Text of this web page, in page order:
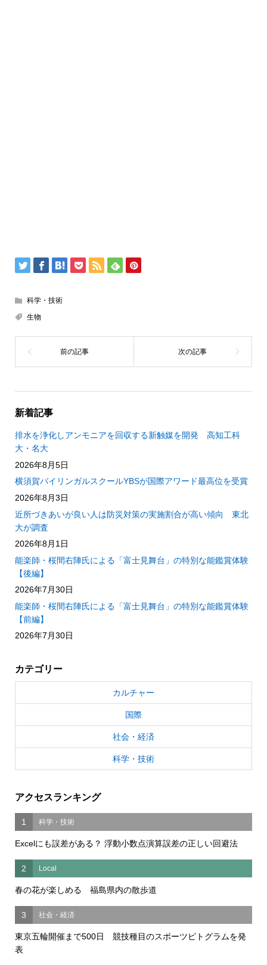
科学・技術
生物
新着記事
排水を浄化しアンモニアを回収する新触媒を開発 高知工科
大・名大
2026年8月5日
横須賀バイリンガルスクールYBSが国際アワード最高位を受賞
2026年8月3日
近所づきあいが良い人は防災対策の実施割合が高い傾向 東北
大が調査
2026年8月1日
能楽師・桜間右陣氏による「富士見舞台」の特別な能鑑賞体験
【後編】
2026年7月30日
能楽師・桜間右陣氏による「富士見舞台」の特別な能鑑賞体験
【前編】
2026年7月30日
カテゴリー
カルチャー
国際
社会・経済
科学・技術
アクセスランキング
1 科学・技術
Excelにも誤差がある？ 浮動小数点演算誤差の正しい回避法
2 Local
春の花が楽しめる 福島県内の散歩道
3 社会・経済
東京五輪開催まで500日 競技種目のスポーツピトグラムを発
表